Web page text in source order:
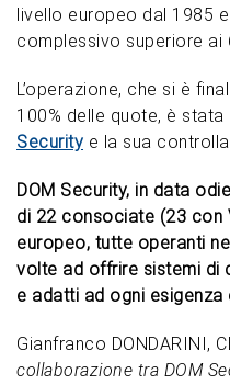
livello europeo dal 1985
complessivo superiore ai
L’operazione, che si è
100% delle quote, è
Security e la sua
DOM Security, in data
di 22 consociate (23 con
europeo, tutte operanti
volte ad offrire sistemi di
e adatti ad ogni
Gianfranco DONDARINI,
collaborazione tra DOM